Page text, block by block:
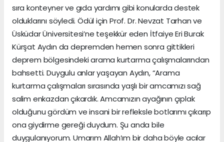
sıra konteyner ve gıda yardımı gibi konularda destek
olduklarını söyledi. Ödül için Prof. Dr. Nevzat Tarhan ve
Üsküdar Üniversitesi’ne teşekkür eden İtfaiye Eri Burak
Kürşat Aydın da depremden hemen sonra gittikleri
deprem bölgesindeki arama kurtarma çalışmalarından
bahsetti. Duygulu anlar yaşayan Aydın, “Arama
kurtarma çalışmaları sırasında yaşlı bir amcamızı sağ
salim enkazdan çıkardık. Amcamızın ayağının çıplak
olduğunu gördüm ve insani bir refleksle botlarımı çıkarıp
ona giydirme gereği duydum. Şu anda bile
duygulanıyorum. Umarım Allah’ım bir daha böyle acılar